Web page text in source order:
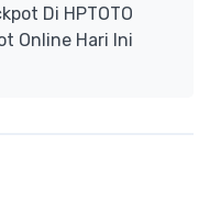
Di HPTOTO
Online Hari Ini